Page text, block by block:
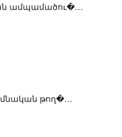
ամպամածու�…
թող�…